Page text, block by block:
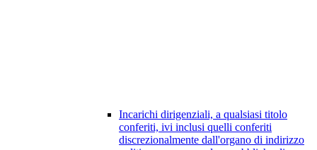
Incarichi dirigenziali, a qualsiasi titolo
conferiti, ivi inclusi quelli conferiti
discrezionalmente dall'organo di indirizzo